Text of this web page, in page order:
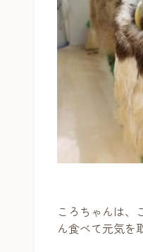
ころちゃんは、
ん食べて元気を